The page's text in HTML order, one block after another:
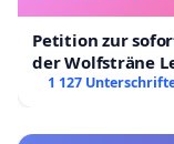
Petition zur
der Wolfsträne
1 127